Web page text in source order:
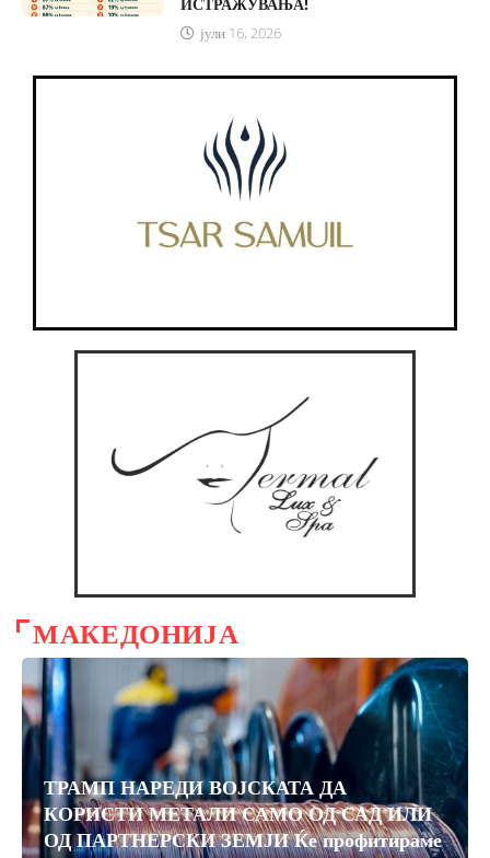
ИСТРАЖУВАЊА!
јули 16, 2026
МАКЕДОНИЈА
ТРАМП НАРЕДИ ВОЈСКАТА ДА
КОРИСТИ МЕТАЛИ САМО ОД САД ИЛИ
ОД ПАРТНЕРСКИ ЗЕМЈИ Ќе профитираме